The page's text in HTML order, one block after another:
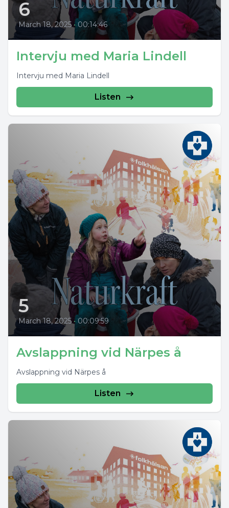
6
March 18, 2025 • 00:14:46
Intervju med Maria Lindell
Intervju med Maria Lindell
Listen
5
March 18, 2025 • 00:09:59
Avslappning vid Närpes å
Avslappning vid Närpes å
Listen